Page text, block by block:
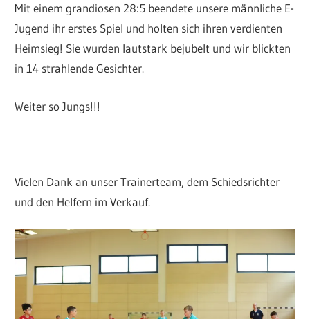
Mit einem grandiosen 28:5 beendete unsere männliche E-
Jugend ihr erstes Spiel und holten sich ihren verdienten
Heimsieg! Sie wurden lautstark bejubelt und wir blickten
in 14 strahlende Gesichter.
Weiter so Jungs!!!
Vielen Dank an unser Trainerteam, dem Schiedsrichter
und den Helfern im Verkauf.